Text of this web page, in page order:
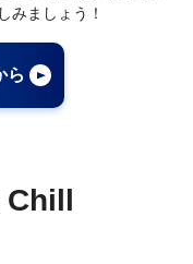
みましょう！
ら
Chill